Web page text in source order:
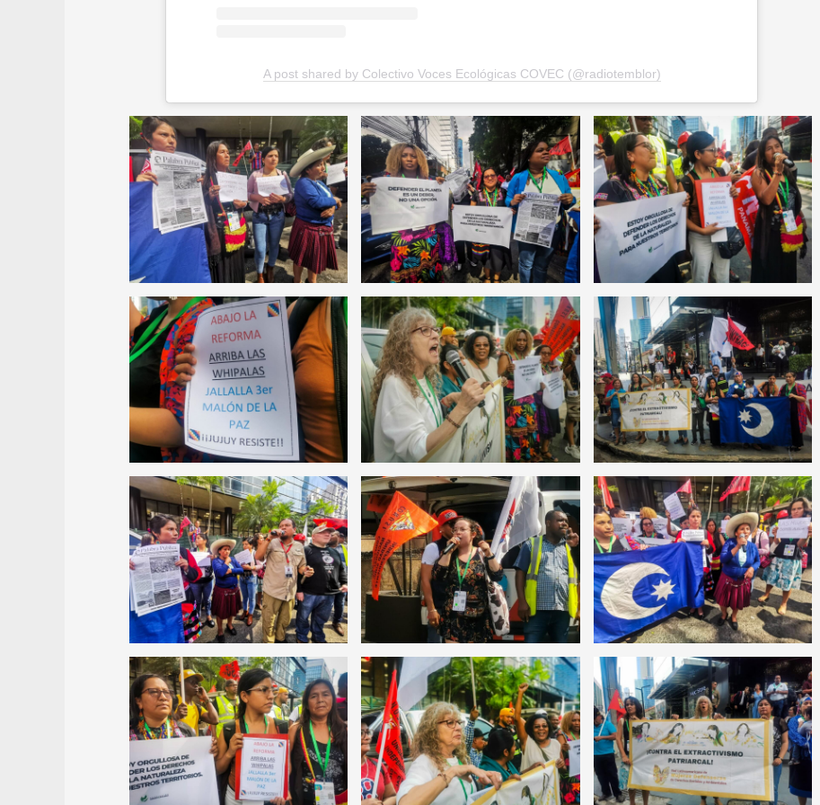
A post shared by Colectivo Voces Ecológicas COVEC (@radiotemblor)